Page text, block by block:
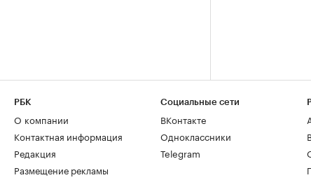
РБК
О компании
Контактная информация
Редакция
Размещение рекламы
Социальные сети
ВКонтакте
Одноклассники
Telegram